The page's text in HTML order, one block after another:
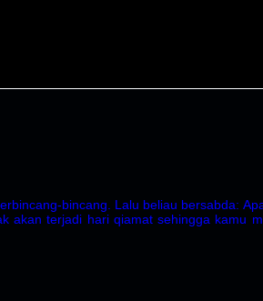
bincang. Lalu beliau bersabda:
terjadi hari qiamat sehingga kamu